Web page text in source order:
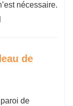
nécessaire.
de
de